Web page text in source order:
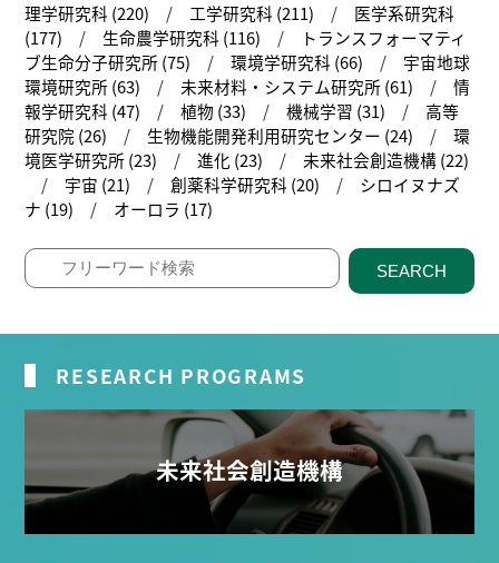
理学研究科 (220) 工学研究科 (211)
医学系研究科
(177)
生命農学研究科 (116)
トランスフォーマティ
ブ生命分子研究所 (75)
環境学研究科 (66)
宇宙地球
環境研究所 (63)
未来材料・システム研究所 (61)
情
報学研究科 (47)
植物 (33) 機械学習 (31)
高等
研究院 (26)
生物機能開発利用研究センター (24)
環
境医学研究所 (23)
進化 (23)
未来社会創造機構 (22)
宇宙 (21)
創薬科学研究科 (20)
シロイヌナズ
ナ (19)
オーロラ (17)
SEARCH
RESEARCH PROGRAMS
未来社会創造機構